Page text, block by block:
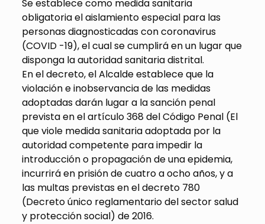
Se establece como medida sanitaria
obligatoria el aislamiento especial para las
personas diagnosticadas con coronavirus
(COVID -19), el cual se cumplirá en un lugar que
disponga la autoridad sanitaria distrital.
En el decreto, el Alcalde establece que la
violación e inobservancia de las medidas
adoptadas darán lugar a la sanción penal
prevista en el artículo 368 del Código Penal (El
que viole medida sanitaria adoptada por la
autoridad competente para impedir la
introducción o propagación de una epidemia,
incurrirá en prisión de cuatro a ocho años, y a
las multas previstas en el decreto 780
(Decreto único reglamentario del sector salud
y protección social) de 2016.